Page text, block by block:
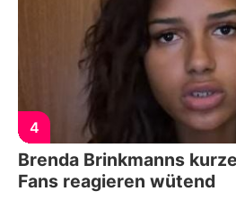
4
Brenda Brinkmanns
Fans reagieren wütend